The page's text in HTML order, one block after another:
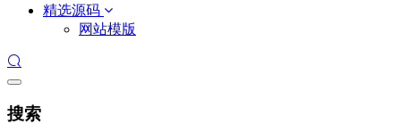
精选源码
网站模版
搜索